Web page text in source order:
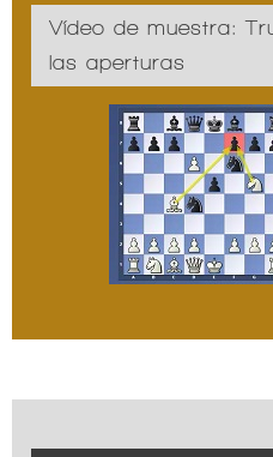
Vídeo de muestra:
las aperturas